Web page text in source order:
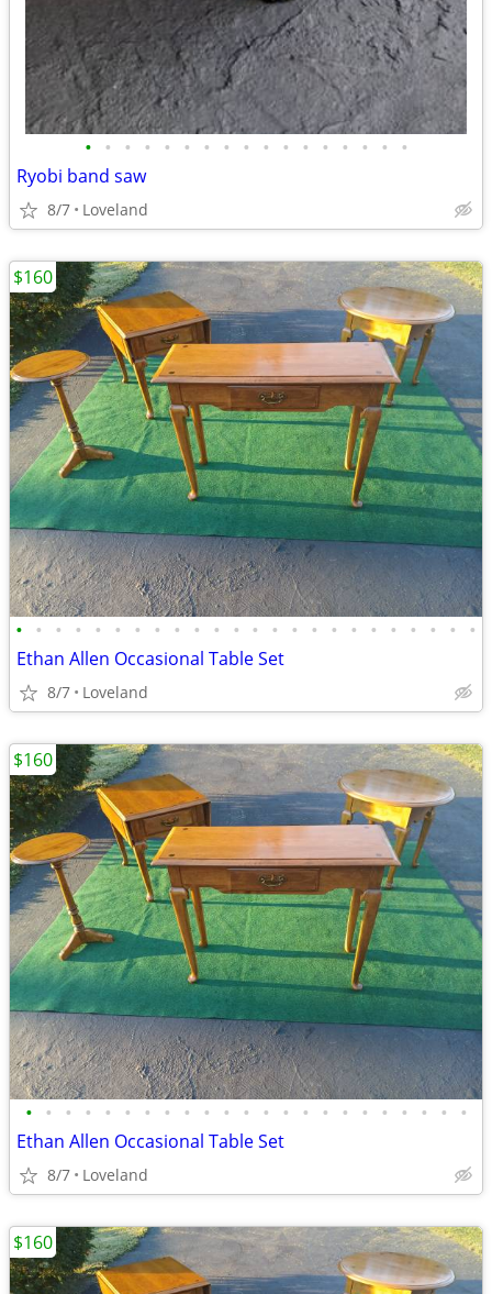
• • • • • • • • • • • • • • • • •
Ryobi band saw
8/7 Loveland
• • • • • • • • • • • • • • • • • • • • • • • •
Ethan Allen Occasional Table Set
8/7 Loveland
$160
• • • • • • • • • • • • • • • • • • • • • • •
Ethan Allen Occasional Table Set
8/7 Loveland
$160
$160